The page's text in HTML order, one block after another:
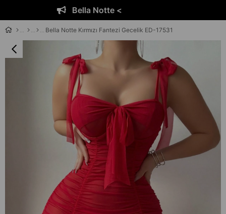
Bella Notte <
Bella Notte Kırmızı Fantezi Gecelik ED-17531